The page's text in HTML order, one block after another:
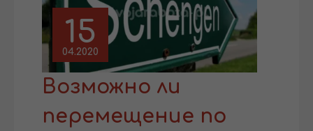
15
04.2020
Возможно ли
перемещение по